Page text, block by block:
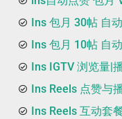
Ins 包月 30帖 自
Ins 包月 10帖 自
Ins IGTV 浏览量|
Ins Reels 点赞与
Ins Reels 互动套